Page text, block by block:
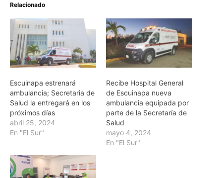
Relacionado
Escuinapa estrenará
ambulancia; Secretaria de
Salud la entregará en los
próximos días
abril 25, 2024
En "El Sur"
Recibe Hospital General
de Escuinapa nueva
ambulancia equipada por
parte de la Secretaría de
Salud
mayo 4, 2024
En "El Sur"